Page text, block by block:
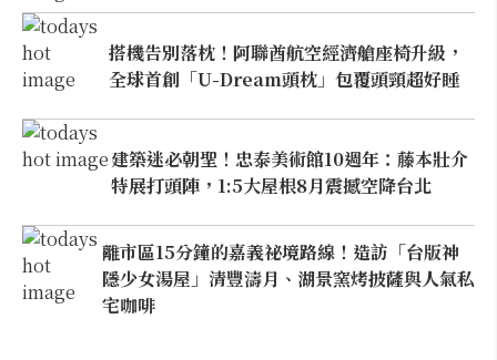
搭機告別落枕！阿聯酋航空經濟艙座椅升級，
全球首創「U-Dream頭枕」包覆頭頸超好睡
建築迷必朝聖！忠泰美術館10週年：藤本壯介
特展打頭陣，1:5大屋根8月震撼空降台北
離市區15分鐘的嘉義祕境路線！造訪「台版神
隱少女湯屋」清豐濤月、湖景窯烤披薩與人氣私
宅咖啡